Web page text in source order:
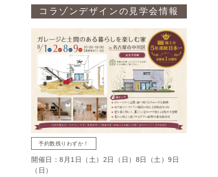
コラゾンデザインの見学会情報
予約数残りわずか！
開催日：8月1日（土）2日（日）8日（土）9日
（日）